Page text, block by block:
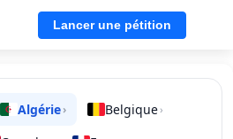
Lancer une pétition
Algérie› Belgique›